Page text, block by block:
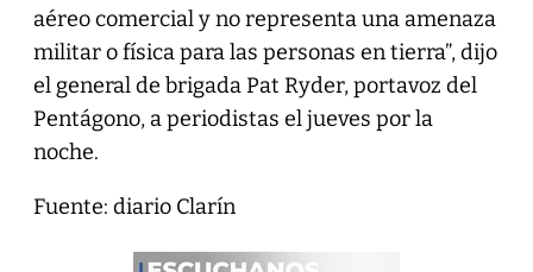
aéreo comercial y no representa una amenaza
militar o física para las personas en tierra”, dijo
el general de brigada Pat Ryder, portavoz del
Pentágono, a periodistas el jueves por la
noche.
Fuente: diario Clarín